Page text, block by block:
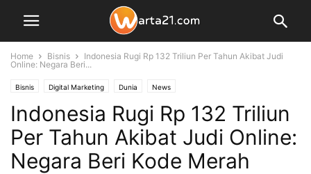
Home Bisnis
Indonesia Rugi Rp 132 Triliun Per Tahun Akibat Judi
Online: Negara Beri...
Bisnis Digital Marketing Dunia News
Indonesia Rugi Rp 132 Triliun
Per Tahun Akibat Judi Online:
Negara Beri Kode Merah